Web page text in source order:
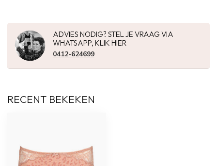
ADVIES NODIG? STEL JE VRAAG VIA
WHATSAPP, KLIK HIER
0412-624699
RECENT BEKEKEN